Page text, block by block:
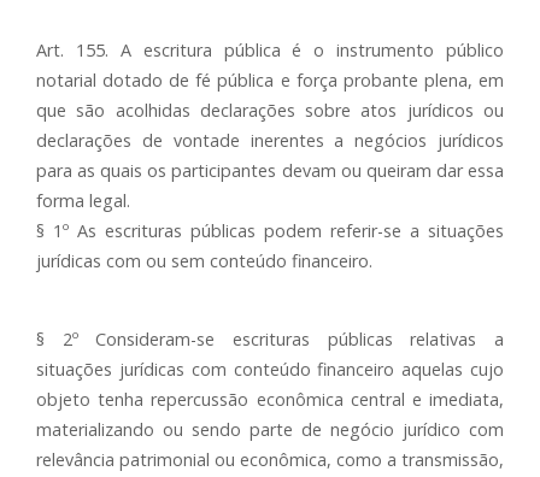
Art. 155. A escritura pública é o instrumento público
notarial dotado de fé pública e força probante plena, em
que são acolhidas declarações sobre atos jurídicos ou
declarações de vontade inerentes a negócios jurídicos
para as quais os participantes devam ou queiram dar essa
forma legal.
§ 1º As escrituras públicas podem referir-se a situações
jurídicas com ou sem conteúdo financeiro.
§ 2º Consideram-se escrituras públicas relativas a
situações jurídicas com conteúdo financeiro aquelas cujo
objeto tenha repercussão econômica central e imediata,
materializando ou sendo parte de negócio jurídico com
relevância patrimonial ou econômica, como a transmissão,